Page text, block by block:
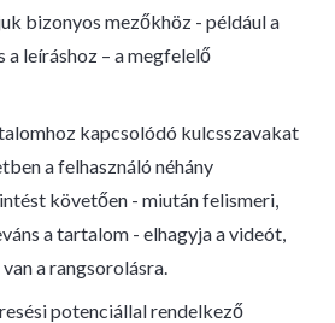
bizonyos mezőkhöz - például a
a leíráshoz – a megfelelő
kapcsolódó kulcsszavakat
a felhasználó néhány
követően - miután felismeri,
a tartalom - elhagyja a videót,
a rangsorolásra.
potenciállal rendelkező